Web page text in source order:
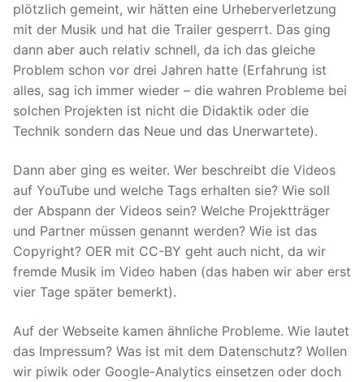
plötzlich gemeint, wir hätten eine Urheberverletzung
mit der Musik und hat die Trailer gesperrt. Das ging
dann aber auch relativ schnell, da ich das gleiche
Problem schon vor drei Jahren hatte (Erfahrung ist
alles, sag ich immer wieder – die wahren Probleme bei
solchen Projekten ist nicht die Didaktik oder die
Technik sondern das Neue und das Unerwartete).
Dann aber ging es weiter. Wer beschreibt die Videos
auf YouTube und welche Tags erhalten sie? Wie soll
der Abspann der Videos sein? Welche Projektträger
und Partner müssen genannt werden? Wie ist das
Copyright? OER mit CC-BY geht auch nicht, da wir
fremde Musik im Video haben (das haben wir aber erst
vier Tage später bemerkt).
Auf der Webseite kamen ähnliche Probleme. Wie lautet
das Impressum? Was ist mit dem Datenschutz? Wollen
wir piwik oder Google-Analytics einsetzen oder doch